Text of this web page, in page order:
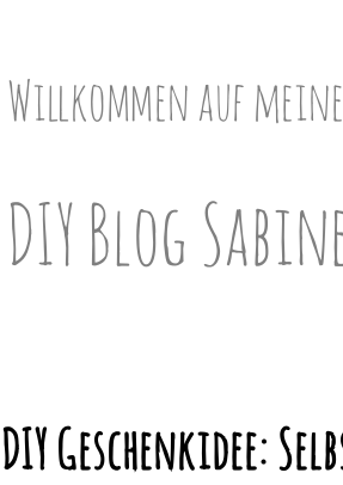
Willkommen auf
DIY Blog
DIY Geschenkidee: